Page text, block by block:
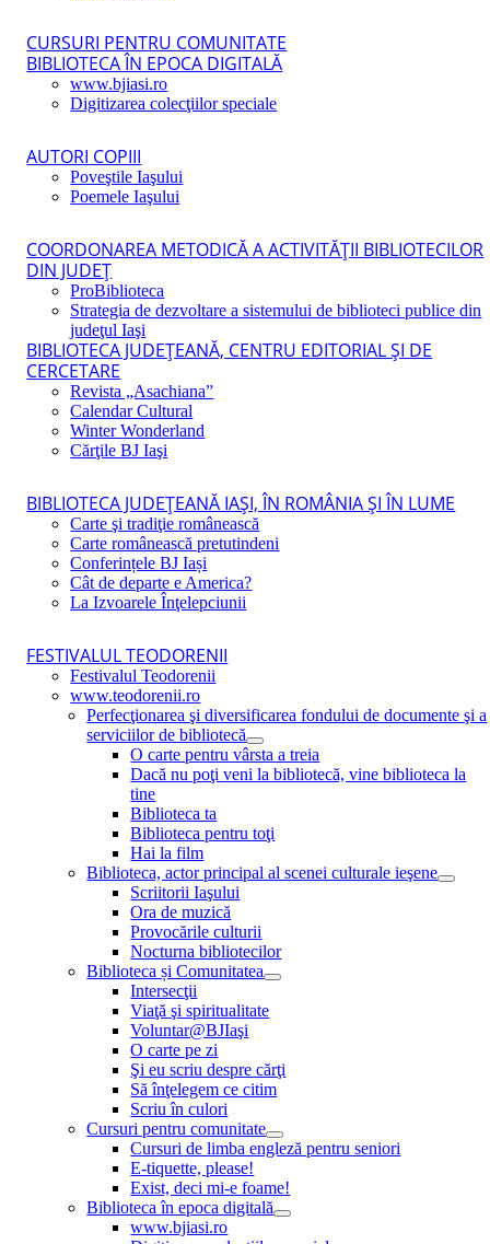
CURSURI PENTRU COMUNITATE
BIBLIOTECA ÎN EPOCA DIGITALĂ
www.bjiasi.ro
Digitizarea colecţiilor speciale
AUTORI COPIII
Poveştile Iaşului
Poemele Iaşului
COORDONAREA METODICĂ A ACTIVITĂŢII BIBLIOTECILOR
DIN JUDEŢ
ProBiblioteca
Strategia de dezvoltare a sistemului de biblioteci publice din
judeţul Iaşi
BIBLIOTECA JUDEŢEANĂ, CENTRU EDITORIAL ŞI DE
CERCETARE
Revista „Asachiana”
Calendar Cultural
Winter Wonderland
Cărţile BJ Iaşi
BIBLIOTECA JUDEŢEANĂ IAŞI, ÎN ROMÂNIA ŞI ÎN LUME
Carte şi tradiţie românească
Carte românească pretutindeni
Conferințele BJ Iași
Cât de departe e America?
La Izvoarele Înţelepciunii
FESTIVALUL TEODORENII
Festivalul Teodorenii
www.teodorenii.ro
Perfecţionarea şi diversificarea fondului de documente şi a
serviciilor de bibliotecă
O carte pentru vârsta a treia
Dacă nu poţi veni la bibliotecă, vine biblioteca la
tine
Biblioteca ta
Biblioteca pentru toţi
Hai la film
Biblioteca, actor principal al scenei culturale ieşene
Scriitorii Iaşului
Ora de muzică
Provocările culturii
Nocturna bibliotecilor
Biblioteca și Comunitatea
Intersecţii
Viaţă şi spiritualitate
Voluntar@BJIaşi
O carte pe zi
Şi eu scriu despre cărţi
Să înţelegem ce citim
Scriu în culori
Cursuri pentru comunitate
Cursuri de limba engleză pentru seniori
E-tiquette, please!
Exist, deci mi-e foame!
Biblioteca în epoca digitală
www.bjiasi.ro